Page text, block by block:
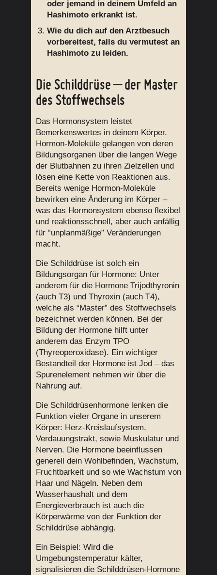
oder jemand in deinem Umfeld an
Hashimoto erkrankt ist.
Wie du dich auf den Arztbesuch
vorbereitest, falls du vermutest an
Hashimoto zu leiden.
Die Schilddrüse – der Master
des Stoffwechsels
Das Hormonsystem leistet
Bemerkenswertes in deinem Körper.
Hormon-Moleküle gelangen von deren
Bildungsorganen über die langen Wege
der Blutbahnen zu ihren Zielzellen und
lösen eine Kette von Reaktionen aus.
Bereits wenige Hormon-Moleküle
bewirken eine Änderung im Körper –
was das Hormonsystem ebenso flexibel
und reaktionsschnell, aber auch anfällig
für “unplanmäßige” Veränderungen
macht.
Die Schilddrüse ist solch ein
Bildungsorgan für Hormone: Unter
anderem für die Hormone Trijodthyronin
(auch T3) und Thyroxin (auch T4),
welche als “Master” des Stoffwechsels
bezeichnet werden können. Bei der
Bildung der Hormone hilft unter
anderem das Enzym TPO
(Thyreoperoxidase). Ein wichtiger
Bestandteil der Hormone ist Jod – das
Spurenelement nehmen wir über die
Nahrung auf.
Die Schilddrüsenhormone lenken die
Funktion vieler Organe in unserem
Körper: Herz-Kreislaufsystem,
Verdauungstrakt, sowie Muskulatur und
Nerven. Die Hormone beeinflussen
generell dein Wohlbefinden, Wachstum,
Fruchtbarkeit und so wie Wachstum von
Haar und Nägeln. Neben dem
Wasserhaushalt und dem
Energieverbrauch ist auch die
Körperwärme von der Funktion der
Schilddrüse abhängig.
Ein Beispiel: Wird die
Umgebungstemperatur kälter,
signalisieren die Schilddrüsen-Hormone